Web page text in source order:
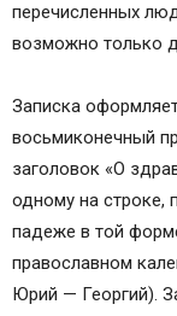
перечисленных
возможно только
Записка
восьмиконечный
заголовок «О
одному на строке,
падеже в той
православном
Юрий — Георгий).